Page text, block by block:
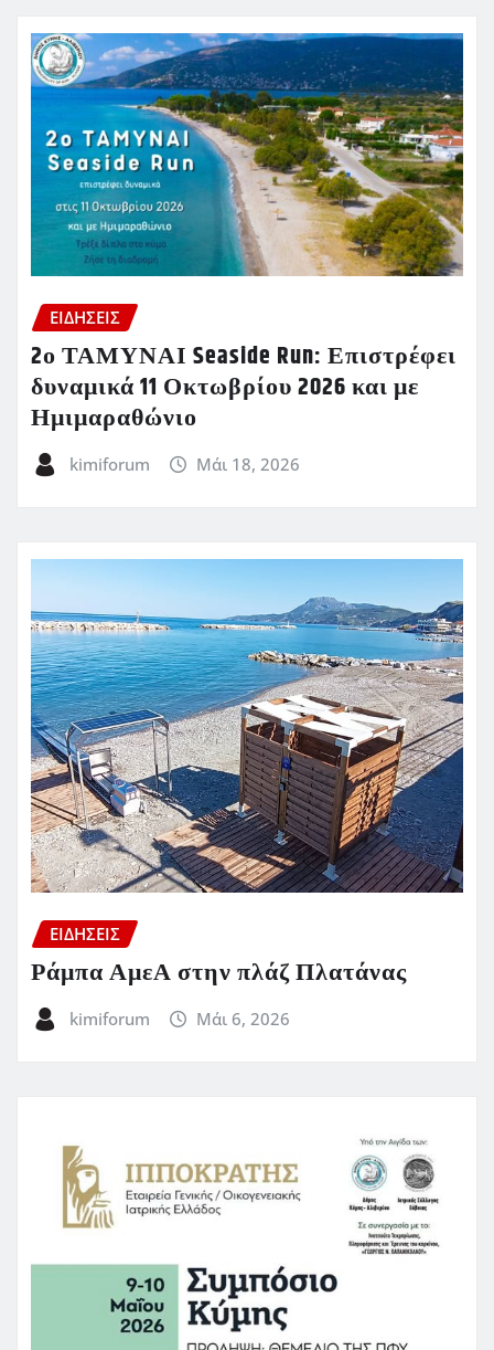
ΕΙΔΗΣΕΙΣ
2ο ΤΑΜΥΝΑΙ Seaside Run: Επιστρέφει
δυναμικά 11 Οκτωβρίου 2026 και με
Ημιμαραθώνιο
kimiforum Μάι 18, 2026
ΕΙΔΗΣΕΙΣ
Ράμπα ΑμεΑ στην πλάζ Πλατάνας
kimiforum Μάι 6, 2026